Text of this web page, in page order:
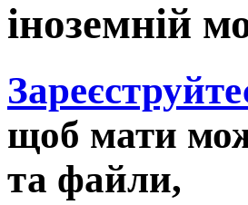
іноземній
щоб мати
та файли,